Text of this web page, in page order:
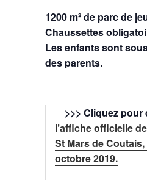
1200 m² de parc de
Chaussettes
Les enfants sont
des parents.
>>> Cliquez
l’affiche officielle
St Mars de
octobre 2019.